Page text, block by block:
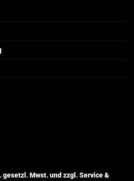
Mwst. und zzgl. Service &